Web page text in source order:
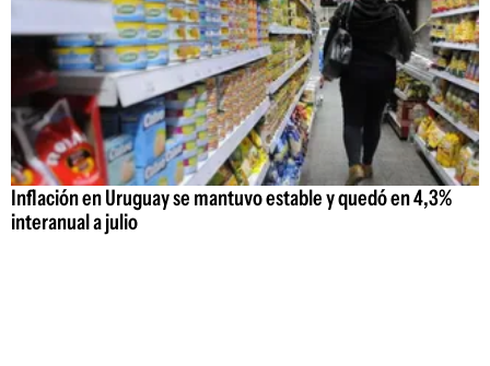
Inflación en Uruguay se mantuvo estable y quedó en 4,3%
interanual a julio